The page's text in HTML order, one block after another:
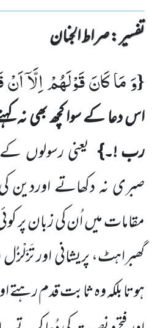
تفسیر : ‎صراط الجنان
{وَمَاكَانَقَوْلَهُمْاِلَّاۤاَنْ
اس دعا کے سوا کچھ بھی
رب !۔} یعنی رسولوں
صبری نہ دکھاتے
مقامات میں اُن کی زبان پر
گھبراہٹ، پریشانی اور تَزَلْزُل
ہوتا بلکہ وہ ثابت قدم